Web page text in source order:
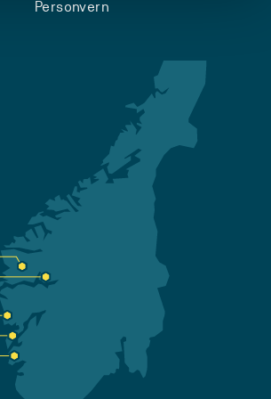
Personvern